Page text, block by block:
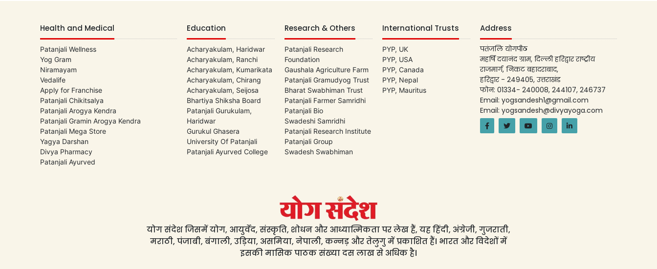
Health and Medical
Patanjali Wellness
Yog Gram
Niramayam
Vedalife
Apply for Franchise
Patanjali Chikitsalya
Patanjali Arogya Kendra
Patanjali Gramin Arogya Kendra
Patanjali Mega Store
Yagya Darshan
Divya Pharmacy
Patanjali Ayurved
Education
Acharyakulam, Haridwar
Acharyakulam, Ranchi
Acharyakulam, Kumarikata
Acharyakulam, Chirang
Acharyakulam, Seijosa
Bhartiya Shiksha Board
Patanjali Gurukulam,
Haridwar
Gurukul Ghasera
University Of Patanjali
Patanjali Ayurved College
Research & Others
Patanjali Research
Foundation
Gaushala Agriculture Farm
Patanjali Gramudyog Trust
Bharat Swabhiman Trust
Patanjali Farmer Samridhi
Patanjali Bio
Swadeshi Samridhi
Patanjali Research Institute
Patanjali Group
Swadesh Swabhiman
International Trusts
PYP, UK
PYP, USA
PYP, Canada
PYP, Nepal
PYP, Mauritus
Address
पतंजलि योगपीठ
महर्षि दयानंद ग्राम, दिल्ली हरिद्वार राष्ट्रीय
राजमार्ग, निकट बहादराबाद,
हरिद्वार - 249405, उत्तराखंड
फोन: 01334- 240008, 244107, 246737
Email: yogsandesh1@gmail.com
Email: yogsandesh@divyayoga.com
योग संदेश जिसमें योग, आयुर्वेद, संस्कृति, शोधन और आध्यात्मिकता पर लेख हैं, यह हिंदी, अंग्रेजी, गुजराती,
मराठी, पंजाबी, बंगाली, उड़िया, असमिया, नेपाली, कन्नड़ और तेलुगु में प्रकाशित हैं। भारत और विदेशों में
इसकी मासिक पाठक संख्या दस लाख से अधिक है।